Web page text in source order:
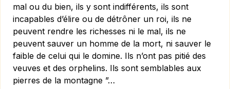
mal ou du bien, ils y sont indifférents, ils sont
incapables d’élire ou de détrôner un roi, ils ne
peuvent rendre les richesses ni le mal, ils ne
peuvent sauver un homme de la mort, ni sauver le
faible de celui qui le domine. Ils n’ont pas pitié des
veuves et des orphelins. Ils sont semblables aux
pierres de la montagne ”…